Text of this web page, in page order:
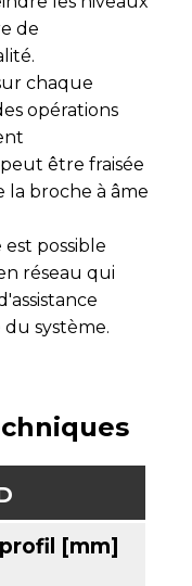
de
chaque
opérations
être fraisée
la broche à âme
possible
réseau qui
système.